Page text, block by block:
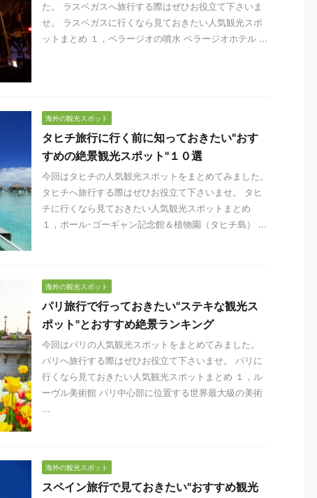
た。 ラスベガスへ旅行する際はぜひお役立て下さいま
せ。 ラスベガスに行くなら見ておきたい人気観光スポ
ットまとめ １，ベラージオの噴水 ベラージオホテル ...
海外の観光スポット
タヒチ旅行に行く前に知っておきたい"おす
すめの絶景観光スポット"１０選
今回はタヒチの人気観光スポットをまとめてみました。
タヒチへ旅行する際はぜひお役立て下さいませ。 タヒ
チに行くなら見ておきたい人気観光スポットまとめ
１，ポール･ゴーギャン記念館＆植物園（タヒチ島） ...
海外の観光スポット
パリ旅行で行っておきたい"ステキな観光ス
ポット"とおすすめ絶景ランキング
今回はパリの人気観光スポットをまとめてみました。
パリへ旅行する際はぜひお役立て下さいませ。 パリに
行くなら見ておきたい人気観光スポットまとめ １，ル
ーヴル美術館 パリ中心部に位置する世界最大級の美術
...
海外の観光スポット
スペイン旅行で見ておきたい"おすすめ観光